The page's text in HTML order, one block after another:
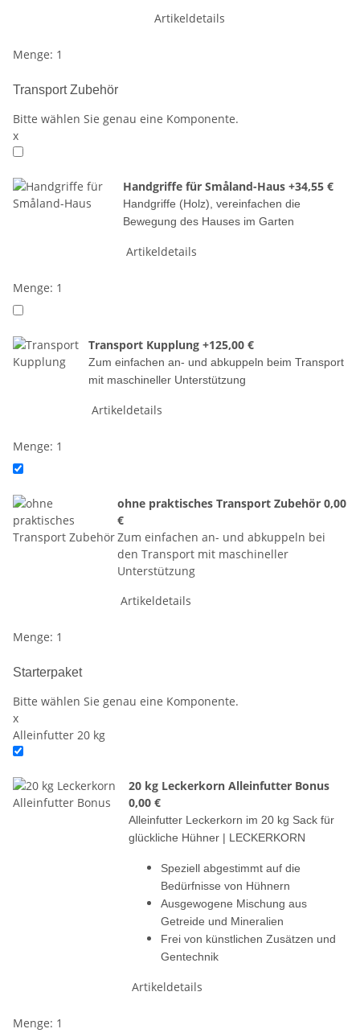
Artikeldetails
Menge: 1
Transport Zubehör
Bitte wählen Sie genau eine Komponente.
x
Handgriffe für Småland-Haus +34,55 €
Handgriffe (Holz), vereinfachen die
Bewegung des Hauses im Garten
Artikeldetails
Menge: 1
Transport Kupplung+125,00 €
Zum einfachen an- und abkuppeln beim Transport
mit maschineller Unterstützung
Artikeldetails
Menge: 1
ohne praktisches Transport Zubehör 0,00
€
Zum einfachen an- und abkuppeln bei
den Transport mit maschineller
Unterstützung
Artikeldetails
Menge: 1
Starterpaket
Bitte wählen Sie genau eine Komponente.
x
Alleinfutter 20 kg
20 kg Leckerkorn Alleinfutter Bonus
0,00 €
Alleinfutter Leckerkorn im 20 kg Sack für
glückliche Hühner | LECKERKORN
Speziell abgestimmt auf die
Bedürfnisse von Hühnern
Ausgewogene Mischung aus
Getreide und Mineralien
Frei von künstlichen Zusätzen und
Gentechnik
Artikeldetails
Menge: 1